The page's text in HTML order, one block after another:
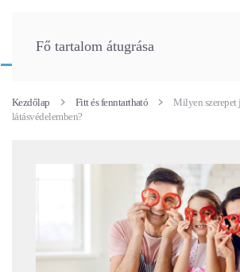
Fő tartalom átugrása
Kezdőlap Fitt és fenntartható
Milyen szerepet
látásvédelemben?